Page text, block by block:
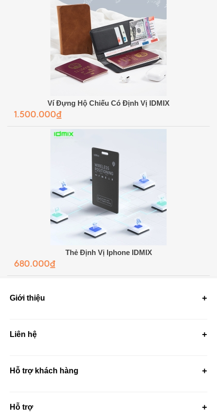
Ví Đựng Hộ Chiếu Có Định Vị IDMIX
1.500.000₫
Thẻ Định Vị Iphone IDMIX
680.000₫
Giới thiệu
Liên hệ
Hỗ trợ khách hàng
Hỗ trợ